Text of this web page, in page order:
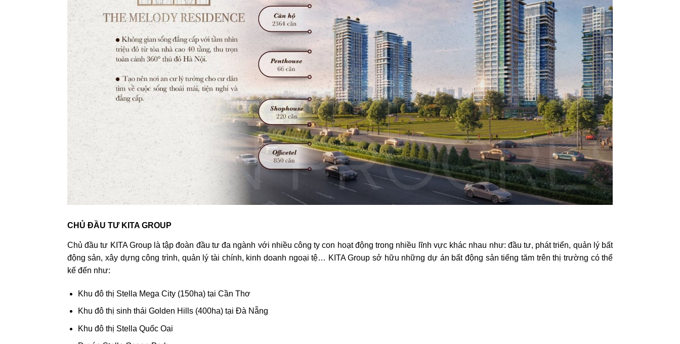
CHỦ ĐẦU TƯ KITA GROUP
Chủ đầu tư KITA Group là tập đoàn đầu tư đa ngành với nhiều công ty con hoạt động trong nhiều lĩnh vực khác nhau như: đầu tư, phát triển, quản lý bất
động sản, xây dựng công trình, quản lý tài chính, kinh doanh ngoại tệ… KITA Group sở hữu những dự án bất động sản tiếng tăm trên thị trường có thể
kế đến như:
Khu đô thị Stella Mega City (150ha) tại Cần Thơ
Khu đô thị sinh thái Golden Hills (400ha) tại Đà Nẵng
Khu đô thị Stella Quốc Oai